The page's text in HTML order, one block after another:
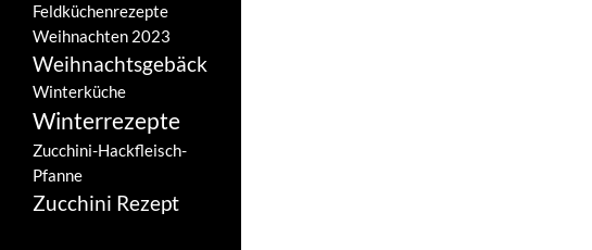
Feldküchenrezepte
Weihnachten 2023
Weihnachtsgebäck
Winterküche
Winterrezepte
Zucchini-Hackfleisch-
Pfanne
Zucchini Rezept